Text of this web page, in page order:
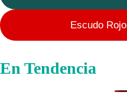
Escudo Rojo
En Tendencia